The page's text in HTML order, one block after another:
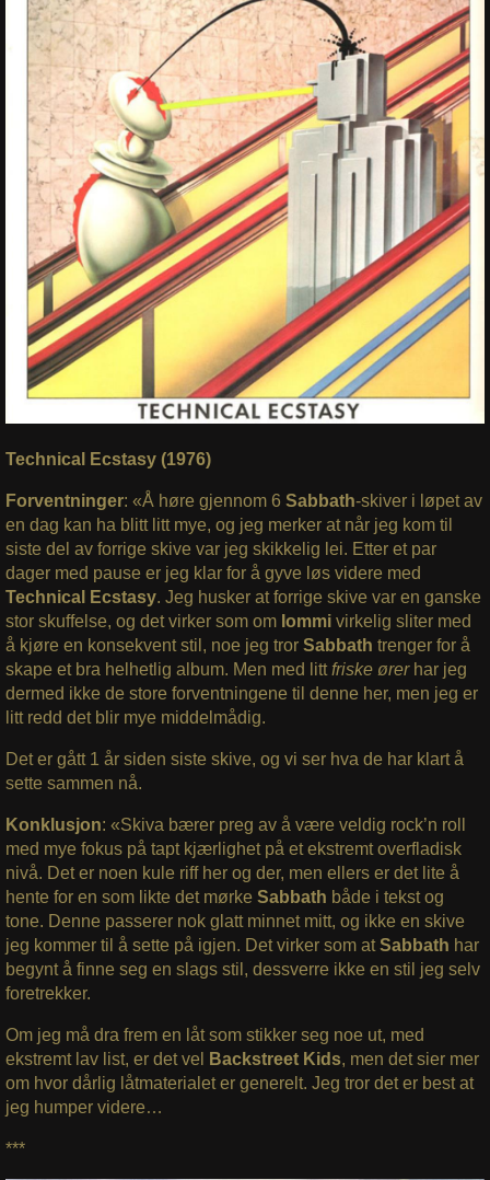
Technical Ecstasy (1976)
Forventninger: «Å høre gjennom 6 Sabbath-skiver i løpet av
en dag kan ha blitt litt mye, og jeg merker at når jeg kom til
siste del av forrige skive var jeg skikkelig lei. Etter et par
dager med pause er jeg klar for å gyve løs videre med
Technical Ecstasy. Jeg husker at forrige skive var en ganske
stor skuffelse, og det virker som om Iommivirkelig sliter med
å kjøre en konsekvent stil, noe jeg tror Sabbath trenger for å
skape et bra helhetlig album. Men med littfriske ører har jeg
dermed ikke de store forventningene til denne her, men jeg er
litt redd det blir mye middelmådig.
Det er gått 1 år siden siste skive, og vi ser hva de har klart å
sette sammen nå.
Konklusjon: «Skiva bærer preg av å være veldig rock’n roll
med mye fokus på tapt kjærlighet på et ekstremt overfladisk
nivå. Det er noen kule riff her og der, men ellers er det lite å
hente for en som likte det mørke Sabbath både i tekst og
tone. Denne passerer nok glatt minnet mitt, og ikke en skive
jeg kommer til å sette på igjen. Det virker som atSabbath har
begynt å finne seg en slags stil, dessverre ikke en stil jeg selv
foretrekker.
Om jeg må dra frem en låt som stikker seg noe ut, med
ekstremt lav list, er det vel
Backstreet Kids, men det sier mer
om hvor dårlig låtmaterialet er generelt. Jeg tror det er best at
jeg humper videre…
***